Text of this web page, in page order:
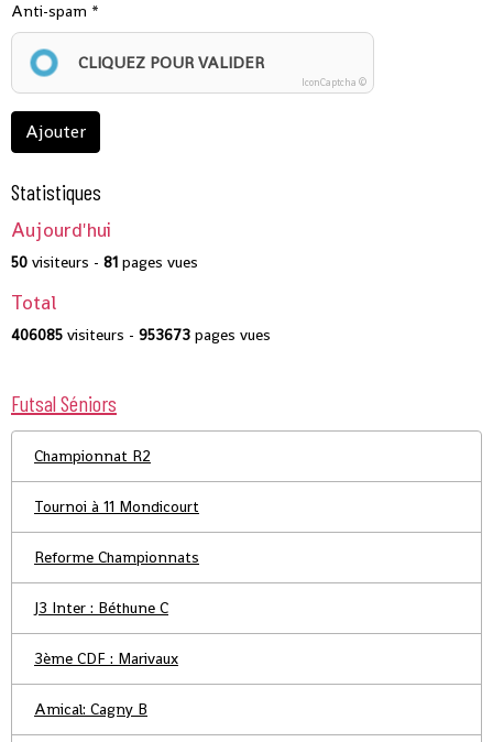
Anti-spam
CLIQUEZ POUR VALIDER
IconCaptcha ©
Ajouter
Statistiques
Aujourd'hui
50 visiteurs - 81 pages vues
Total
406085 visiteurs - 953673 pages vues
Futsal Séniors
Championnat R2
Tournoi à 11 Mondicourt
Reforme Championnats
J3 Inter : Béthune C
3ème CDF : Marivaux
Amical: Cagny B